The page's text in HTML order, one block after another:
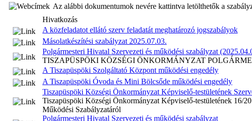
Az alábbi dokumentumok nevére kattintva letölthetők a
Hivatkozás
A közfeladatot ellátó szerv feladatát meghatározó jogszabályok
Másolatkészítési szabályzat 2025.07.03.
Polgármesteri Hivatal Szervezeti és működési szabályzat
TISZAPÜSPÖKI KÖZSÉGI ÖNKORMÁNYZAT
A Tiszapüspöki Szolgáltató Központ működési engedély
A Tiszapüspöki Óvoda és Mini Bölcsőde működési engedély
Tiszapüspöki Községi Önkormányzat Képviselő-testületének
Tiszapüspöki Községi Önkormányzat Képviselő-testületének 16/
Működési Szabályzatáról
Polgármesteri Hivatal Szervezeti és működési szabályzat